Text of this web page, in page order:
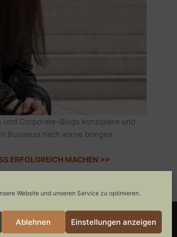
Website und unseren Service zu optimieren.
Ablehnen Einstellungen anzeigen
und Corporate-Blogs konzipiere und
Business nach vorne bringen.
ERFOLGREICH MACHEN >>
GEWINNSPIELE